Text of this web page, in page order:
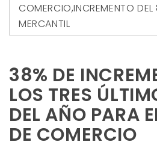
COMERCIO,INCREMENTO DEL
MERCANTIL
38% DE
LOS TRES
DEL AÑO PARA
DE COMERCIO